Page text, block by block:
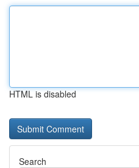
HTML is disabled
Search